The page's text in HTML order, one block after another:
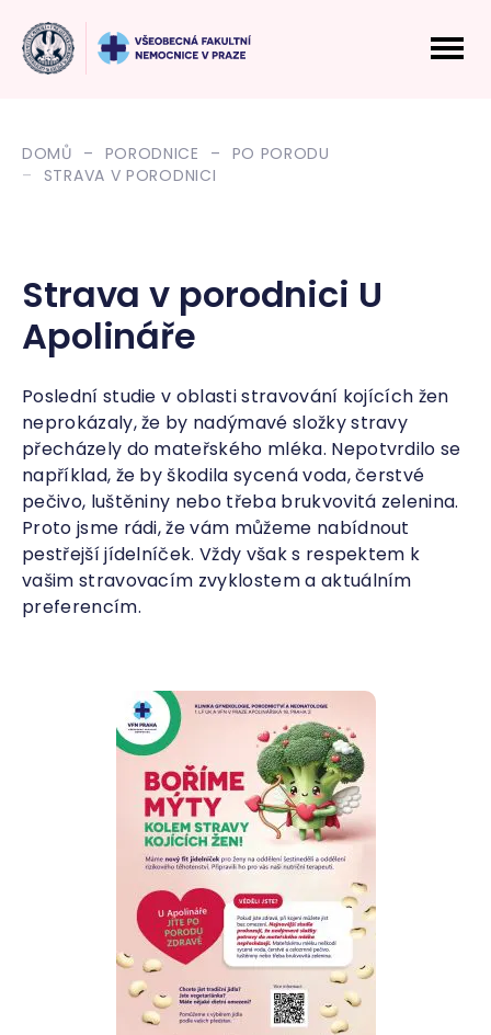
DOMŮ PORODNICE
PO PORODU
STRAVA V PORODNICI
Strava v porodnici U
Apolináře
Poslední studie v oblasti stravování kojících žen
neprokázaly, že by nadýmavé složky stravy
přecházely do mateřského mléka. Nepotvrdilo se
například, že by škodila sycená voda, čerstvé
pečivo, luštěniny nebo třeba brukvovitá zelenina.
Proto jsme rádi, že vám můžeme nabídnout
pestřejší jídelníček. Vždy však s respektem k
vašim stravovacím zvyklostem a aktuálním
preferencím.